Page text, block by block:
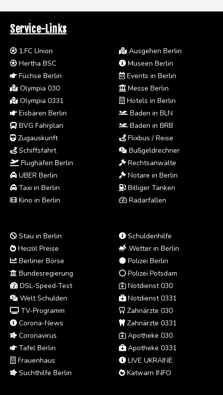
Service-Links
1.FC Union
Hertha BSC
Füchse Berlin
Olympia 030
Olympia 0331
Eisbären Berlin
BVG Fahrplan
Zugauskunft
Schiffsfahrt
Flughäfen Berlin
UBER Berlin
Taxi in Berlin
Kino in Berlin
Ausgehen Berlin
Museen Berlin
Events in Berlin
Messe Berlin
Hotels in Berlin
Baden in BLN
Baden in BRB
Flixbus / Reise
Bußgeldrechner
Rechtsanwälte
Notare in Berlin
Billiger Tanken
Radarfallen
Stau in Berlin
Heizöl Preise
Berliner Börse
Bundesregierung
DSL-Speed-Test
Welt Schulden
TV-Programm
Corona-News
Coronavirus
Tafel Berlin
Frauenhaus
Suchthilfe Berlin
Schuldenhilfe
Wetter in Berlin
Polizei Berlin
Polizei Potsdam
Notdienst 030
Notdienst 0331
Zahnärzte 030
Zahnärzte 0331
Apotheke 030
Apotheke 0331
LIVE UKRAINE
Katwarn INFO